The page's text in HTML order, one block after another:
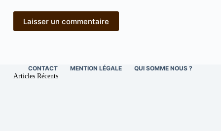
Laisser un commentaire
CONTACT MENTION LÉGALE QUI SOMME NOUS ?
Articles Récents